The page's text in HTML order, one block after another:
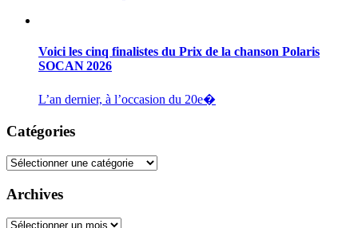
Voici les cinq finalistes du Prix de la chanson Polaris
SOCAN 2026
L’an dernier, à l’occasion du 20e�
Catégories
Catégories
Archives
Archives